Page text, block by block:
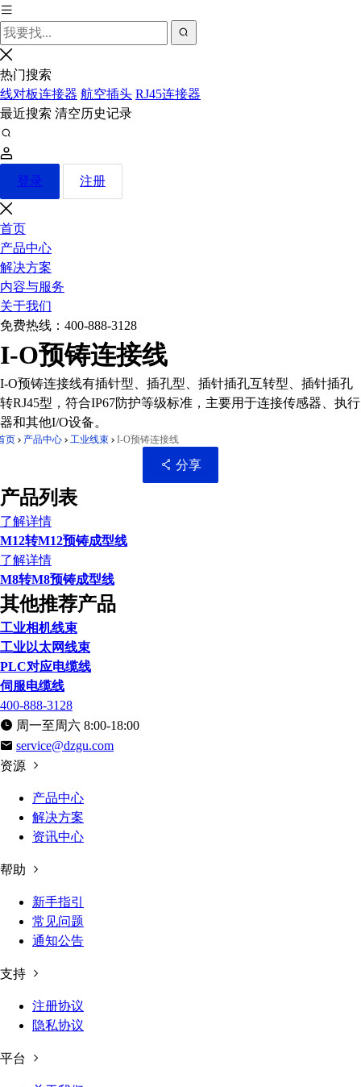
热门搜索
线对板连接器 航空插头 RJ45连接器
最近搜索 清空历史记录
登录 注册
首页
产品中心
解决方案
内容与服务
关于我们
免费热线： 400-888-3128
I-O预铸连接线
I-O预铸连接线有插针型、插孔型、插针插孔互转型、插针插孔
转RJ45型，符合IP67防护等级标准，主要用于连接传感器、执行
器和其他I/O设备。
页 产品中心 工业线束 I-O预铸连接线
分享
产品列表
了解详情
M12转M12预铸成型线
了解详情
M8转M8预铸成型线
其他推荐产品
工业相机线束
工业以太网线束
PLC对应电缆线
伺服电缆线
400-888-3128
周一至周六 8:00-18:00
service@dzgu.com
资源
产品中心
解决方案
资讯中心
帮助
新手指引
常见问题
通知公告
支持
注册协议
隐私协议
平台